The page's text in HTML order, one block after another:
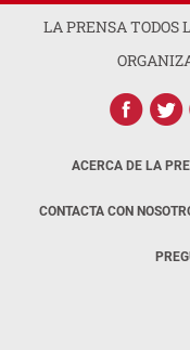
LA PRENSA TODOS
ACERCA DE LA
CONTACTA CON